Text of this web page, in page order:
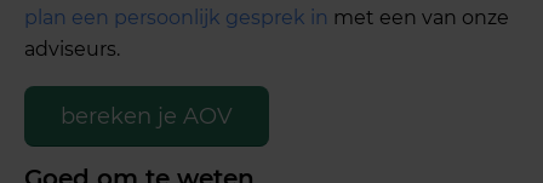
plan een persoonlijk gesprek in met een van onze
adviseurs.
bereken je AOV